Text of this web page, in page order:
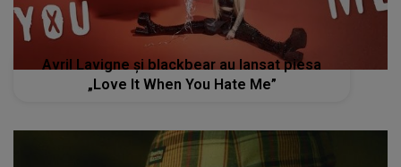
Avril Lavigne și blackbear au lansat piesa
„Love It When You Hate Me”